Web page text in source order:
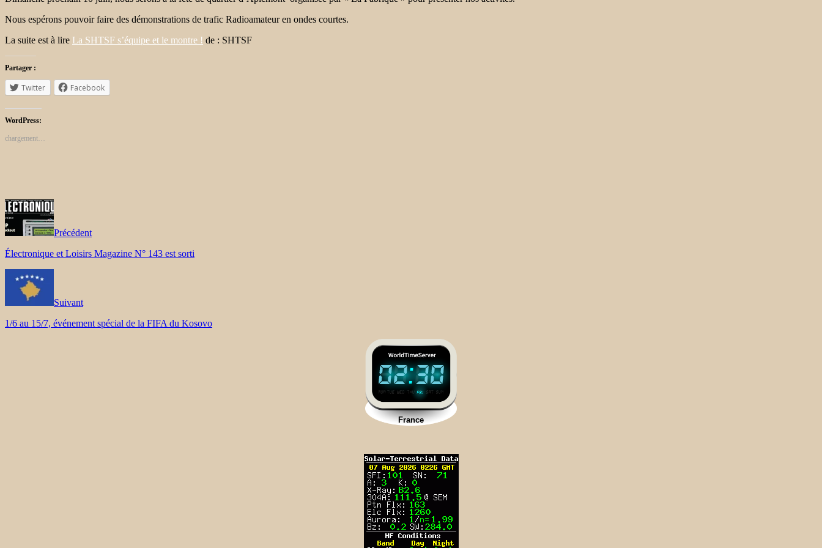
Nous espérons pouvoir faire des démonstrations de trafic Radioamateur en ondes courtes.
La suite est à lire La SHTSF s’équipe et le montre ! de : SHTSF
Partager :
Twitter Facebook
WordPress:
chargement…
Précédent
Électronique et Loisirs Magazine N° 143 est sorti
Suivant
1/6 au 15/7, événement spécial de la FIFA du Kosovo